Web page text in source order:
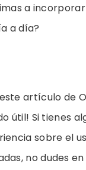
a
a día?
artículo de
útil! Si tienes
sobre el
no dudes